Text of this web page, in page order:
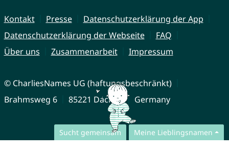
Sucht gemeinsam Meine Lieblingsnamen
Kontakt Presse
Datenschutzerklärung der App
Datenschutzerklärung der Webseite
FAQ
Über uns
Zusammenarbeit Impressum
© CharliesNames UG (haftungsbeschränkt)
Brahmsweg 6
85221 Dachau Germany